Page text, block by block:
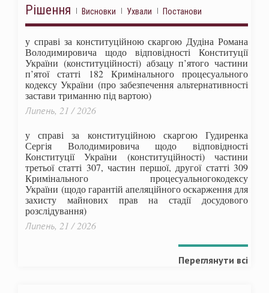
Рішення Висновки Ухвали Постанови
у справі за конституційною скаргою Дудіна Романа
Володимировича щодо відповідності Конституції
України (конституційності) абзацу п’ятого частини
п’ятої статті 182 Кримінального процесуального
кодексу України (про забезпечення альтернативності
застави триманню під вартою)
Липень, 21 / 2026
у справі за конституційною скаргою Гудиренка
Сергія Володимировича щодо відповідності
Конституції України (конституційності) частини
третьої статті 307, частин першої, другої статті 309
Кримінального процесуальногокодексу
України (щодо гарантій апеляційного оскарження для
захисту майнових прав на стадії досудового
розслідування)
Липень, 21 / 2026
Переглянути всі